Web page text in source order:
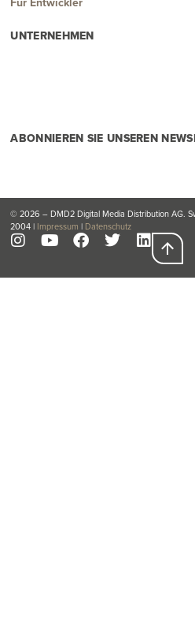
UNTERNEHMEN
ABONNIEREN SIE UNSEREN
© 2026 – DMD2 Digital Media Distribution AG.
2004 | Impressum | Datenschutz